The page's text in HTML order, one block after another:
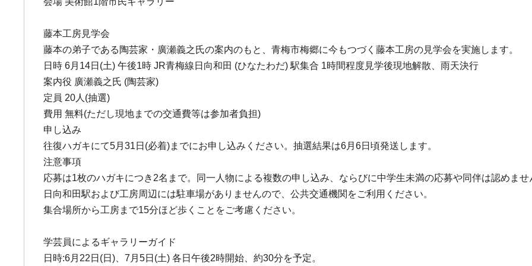
藤本工房見学会
藤本の弟子である陶芸家・廣瀬義之氏の案内のもと、青梅市梅郷に今もつづく藤本工房の見学会を実施します。
日時 6月14日(土) 午後1時 JR青梅線日向和田 (ひなたわだ) 駅集合 1時間程度見学後現地解散、雨天決行
案内役 廣瀬義之氏 (陶芸家)
定員 20人(抽選)
費用 無料(ただし現地までの交通費等は参加者負担)
申し込み
往復ハガキにて5月31日(必着)までにお申し込みください。抽選結果は6月6日頃発送します。
注意事項
応募は1枚のハガキにつき2名まで。同一人物による複数の申し込み、ならびに中学生未満の応募や同伴は認めませ
日向和田駅および工房周辺には駐車場がありませんので、公共交通機関をご利用ください。
集合場所から工房まで15分ほど歩くことをご考慮ください。
学芸員によるギャラリーガイド
日時:6月22日(日)、7月5日(土) 各日午後2時開始、約30分を予定。